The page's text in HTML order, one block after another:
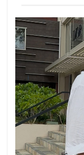
の
大
人
カ
ジ
ュ
ア
ル
ブ
ラ
ン
ド4
2.1